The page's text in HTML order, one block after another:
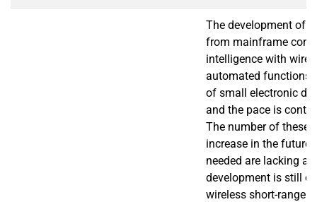
The development of
from mainframe
intelligence with
automated functions
of small electronic
and the pace is
The number of these
increase in the
needed are lacking
development is still
wireless short-range